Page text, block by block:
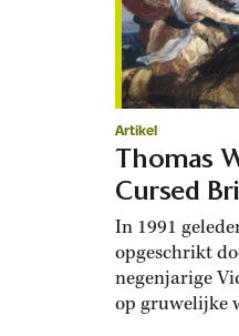
Artikel
Thomas
Cursed
In 1991
opgeschrikt
negenjarige
op gruwelijke